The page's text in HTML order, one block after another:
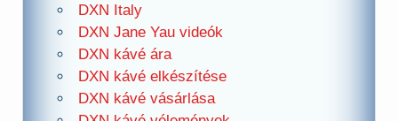
DXN Italy
DXN Jane Yau videók
DXN kávé ára
DXN kávé elkészítése
DXN kávé vásárlása